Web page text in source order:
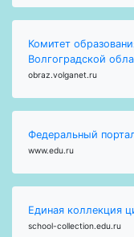
Комитет
Волгоградской
obraz.volganet.ru
Федеральный
www.edu.ru
Единая коллекция
school-collection.edu.ru